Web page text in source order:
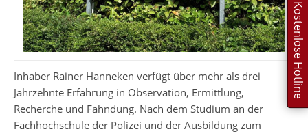
Inhaber Rainer Hanneken verfügt über mehr als drei
Jahrzehnte Erfahrung in Observation, Ermittlung,
Recherche und Fahndung. Nach dem Studium an der
Fachhochschule der Polizei und der Ausbildung zum
Kostenlose Hotline